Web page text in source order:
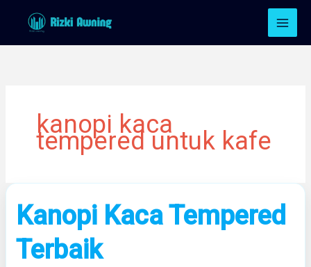
kanopi kaca
tempered untuk kafe
Kanopi Kaca Tempered
Terbaik
Kanopi
Kaca
Tempered
Terbaik